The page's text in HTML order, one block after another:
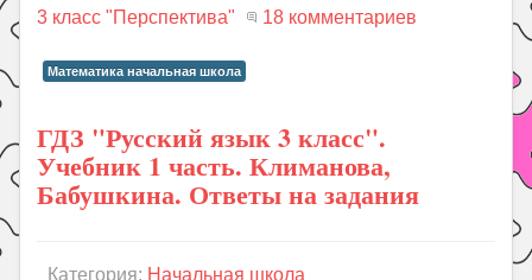
3 класс "Перспектива"
18 комментариев
Математика начальная школа
ГДЗ "Русский язык 3 класс".
Учебник 1 часть. Климанова,
Бабушкина. Ответы на задания
Категория: Начальная школа